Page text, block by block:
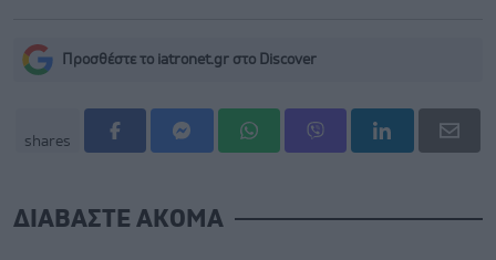
Προσθέστε το iatronet.gr στο Discover
shares
ΔΙΑΒΑΣΤΕ ΑΚΟΜΑ